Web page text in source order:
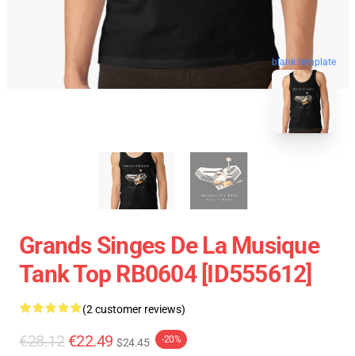
blank template
Grands Singes De La Musique
Tank Top RB0604 [ID555612]
(2 customer reviews)
€28.12 €22.49 $24.45 -20%